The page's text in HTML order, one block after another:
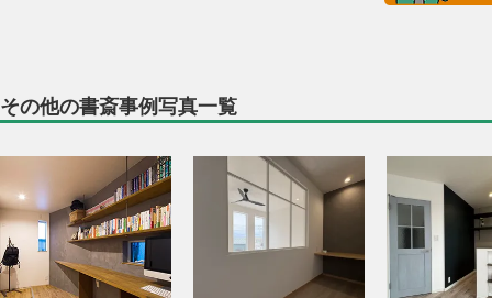
その他の書斎事例写真一覧